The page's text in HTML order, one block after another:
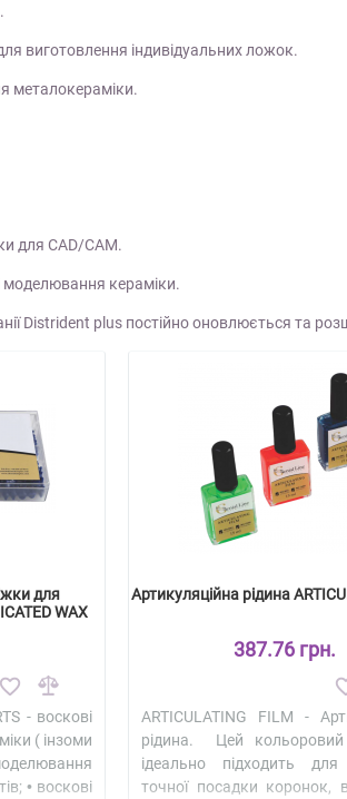
виготовлення індивідуальних ложок.
металокераміки.
для CAD/CAM.
моделювання кераміки.
Distrident plus постійно оновлюється та
для
WAX
- воскові
( інзоми
• воскові
Артикуляційна рідина
387.76 грн.
ARTICULATING FILM -
рідина. Цей кольоровий
ідеально підходить для
точної посадки коронок,